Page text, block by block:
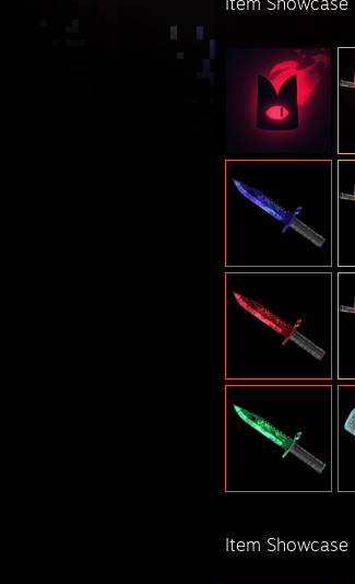
Item Showcase